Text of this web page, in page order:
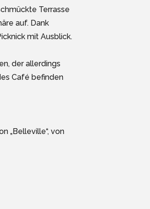
Terrasse
auf. Dank
mit Ausblick.
der allerdings
Café befinden
„Belleville“, von